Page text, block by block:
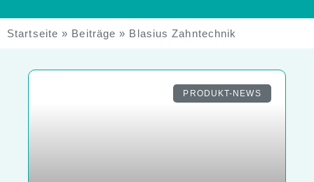
Startseite » Beiträge » Blasius Zahntechnik
PRODUKT-NEWS